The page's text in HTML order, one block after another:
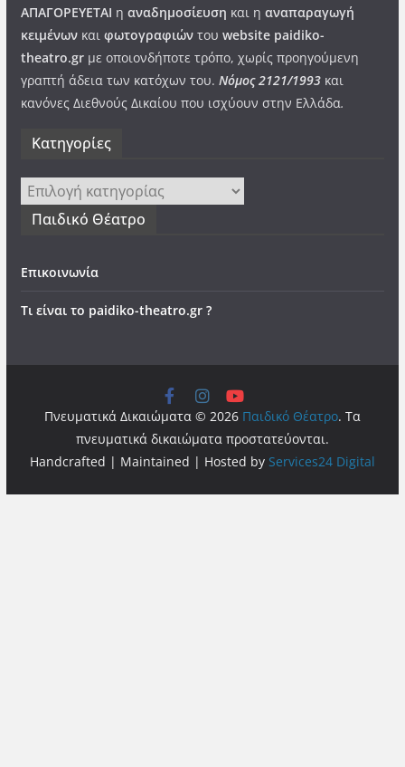
ΑΠΑΓΟΡΕΥΕΤΑΙ η αναδημοσίευση και η αναπαραγωγή
κειμένωνκαι φωτογραφιώντου website paidiko-
theatro.grμε οποιονδήποτε τρόπο, χωρίς προηγούμενη
γραπτή άδεια των κατόχων του. Νόμος 2121/1993και
κανόνες Διεθνούς Δικαίου που ισχύουν στην Ελλάδα.
Kατηγορίες
Kατηγορίες
Παιδικό Θέατρο
Επικοινωνία
Τι είναι το paidiko-theatro.gr ?
Πνευματικά Δικαιώματα © 2026 Παιδικό Θέατρο. Τα
πνευματικά δικαιώματα προστατεύονται.
Handcrafted | Maintained | Hosted by Services24 Digital